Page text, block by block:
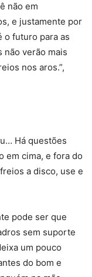
não em
e justamente por
o futuro para as
não verão mais
nos aros.”,
Há questões
em cima, e fora do
a disco, use e
pode ser que
sem suporte
um pouco
do bom e